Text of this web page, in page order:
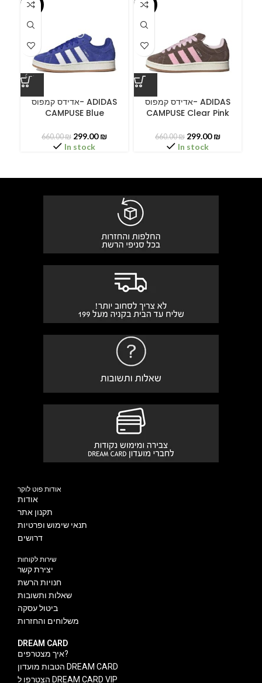
-55%
אדידס קמפוס- ADIDAS
CAMPUSE Blue
660.00₪ 299.00₪
In stock
-55%
אדידס קמפוס- ADIDAS
CAMPUSE Clear Pink
660.00₪ 299.00₪
In stock
אודות פוט לוקר
אודות
תקנון אתר
תנאי שימוש ופרטיות
דרושים
שירות לקוחות
יצירת קשר
חנויות הרשת
שאלות ותשובות
ביטול עסקה
משלוחים והחזרות
DREAM CARD
איך מצטרפים?
הטבות מועדון DREAM CARD
הצטרפו ל DREAM CARD VIP